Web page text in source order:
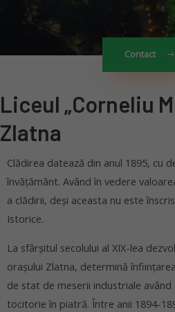
Contact
Liceul „Corneliu
Zlatna
Clădirea datează din anul 1895, cu
învățământ. Având în vedere
a clădirii, deși aceasta nu este
Istorice.
La sfârșitul secolului al XIX-lea
orașului Zlatna, determină
de stat de meserii industriale
tocitorie în piatră. Între anii 1894-